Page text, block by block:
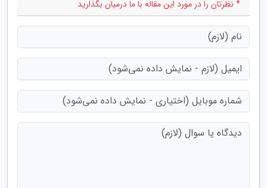
* نظرتان را در مورد این مقاله با ما درمیان بگذارید